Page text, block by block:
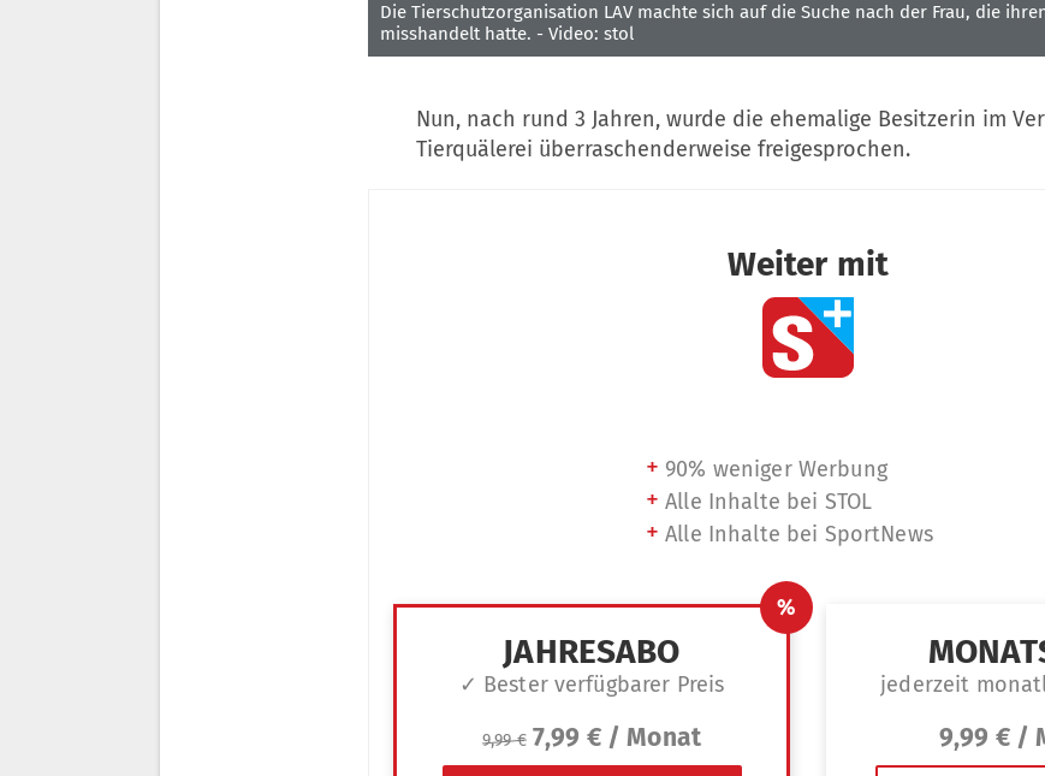
Die Tierschutzorganisation LAV machte sich auf die Suche nach der Frau, die
misshandelt hatte. - Video: stol
Nun, nach rund 3 Jahren, wurde die ehemalige Besitzerin im
Tierquälerei überraschenderweise freigesprochen.